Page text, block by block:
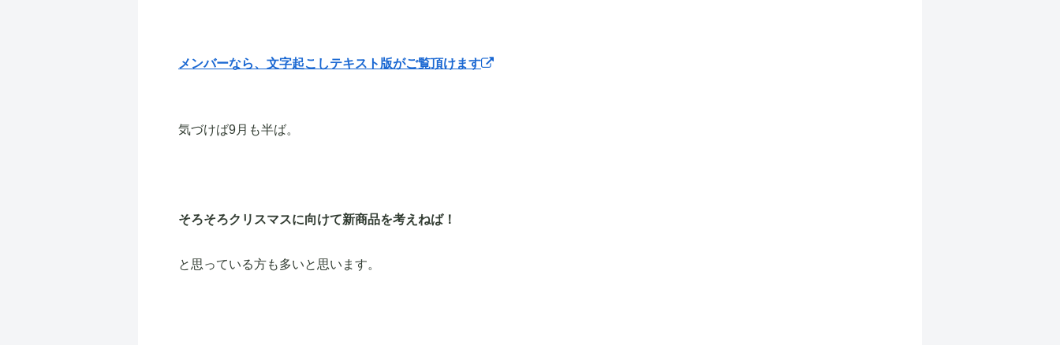
メンバーなら、文字起こしテキスト版がご覧頂けます
気づけば9月も半ば。
そろそろクリスマスに向けて新商品を考えねば！
と思っている方も多いと思います。